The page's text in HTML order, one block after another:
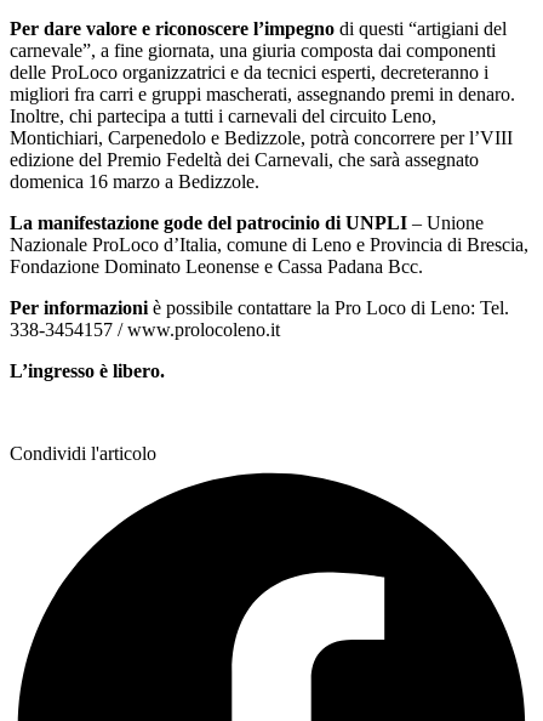
Per dare valore e riconoscere l’impegno di questi “artigiani del
carnevale”, a fine giornata, una giuria composta dai componenti
delle ProLoco organizzatrici e da tecnici esperti, decreteranno i
migliori fra carri e gruppi mascherati, assegnando premi in denaro.
Inoltre, chi partecipa a tutti i carnevali del circuito Leno,
Montichiari, Carpenedolo e Bedizzole, potrà concorrere per l’VIII
edizione del Premio Fedeltà dei Carnevali, che sarà assegnato
domenica 16 marzo a Bedizzole.
La manifestazione gode del patrocinio di UNPLI – Unione
Nazionale ProLoco d’Italia, comune di Leno e Provincia di Brescia,
Fondazione Dominato Leonense e Cassa Padana Bcc.
Per informazioniè possibile contattare la Pro Loco di Leno: Tel.
338-3454157 / www.prolocoleno.it
L’ingresso è libero.
Condividi l'articolo